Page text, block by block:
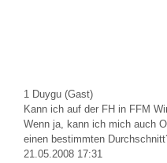
1 Duygu (Gast)
Kann ich auf der FH in FFM
Wenn ja, kann ich mich auch
einen bestimmten
21.05.2008 17:31